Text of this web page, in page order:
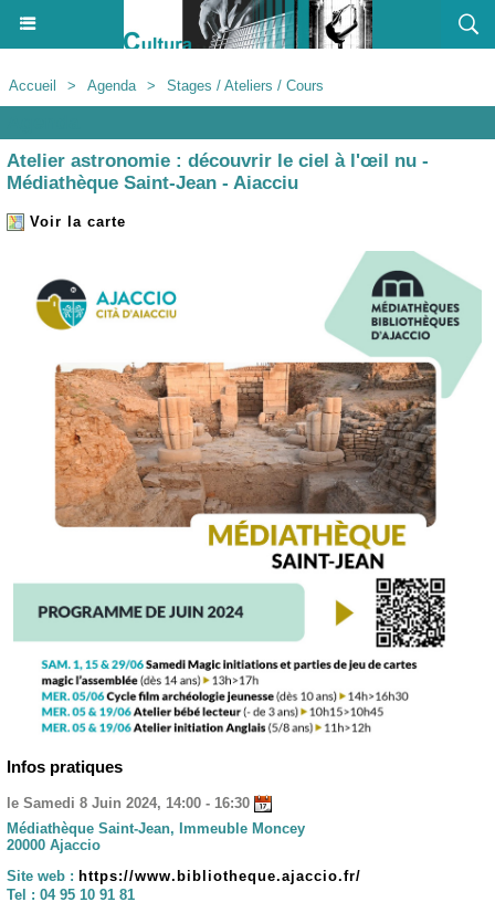
Accueil > Agenda > Stages / Ateliers / Cours
Atelier astronomie : découvrir le ciel à l'œil nu -
Médiathèque Saint-Jean - Aiacciu
Voir la carte
Infos pratiques
le Samedi 8 Juin 2024, 14:00 - 16:30
Médiathèque Saint-Jean, Immeuble Moncey
20000 Ajaccio
Site web : https://www.bibliotheque.ajaccio.fr/
Tel : 04 95 10 91 81